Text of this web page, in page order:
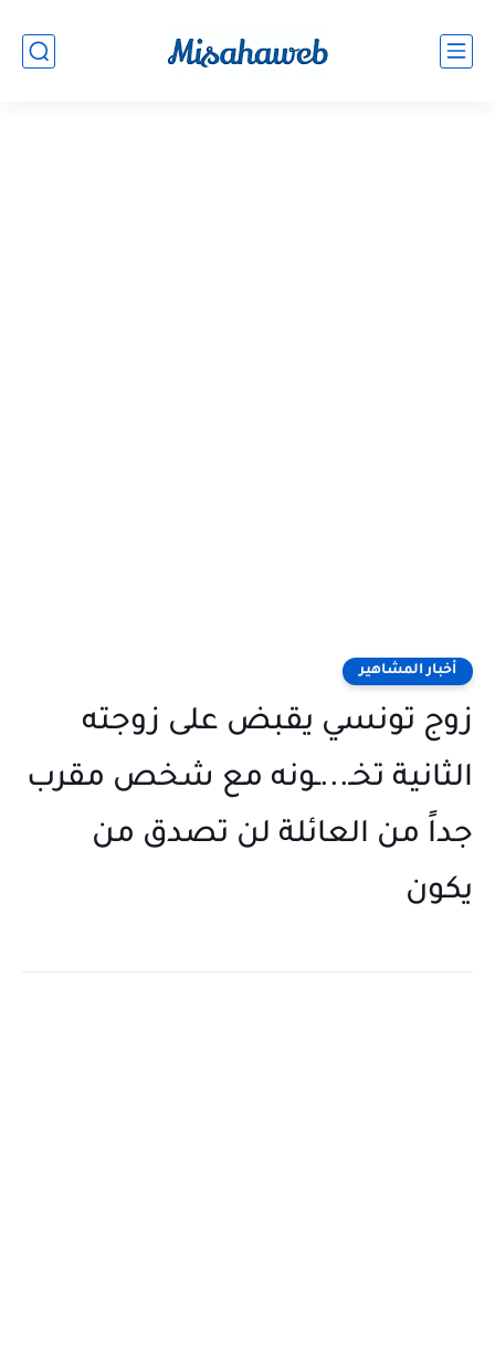
أخبار المشاهير
زوج تونسي يقبض على زوجته
الثانية تخـ...ـونه مع شخص مقرب
جداً من العائلة لن تصدق من
يكون